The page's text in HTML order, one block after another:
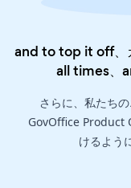
and to top it off、
all times、
さらに、私たち
GovOffice Product
けるよう